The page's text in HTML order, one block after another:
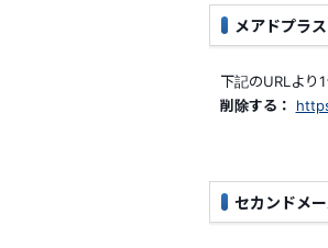
メアドプラ
下記のURLより
削除する：
セカンドメ